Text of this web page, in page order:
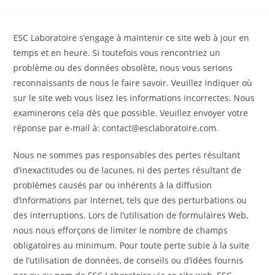
ESC Laboratoire s’engage à maintenir ce site web à jour en
temps et en heure. Si toutefois vous rencontriez un
problème ou des données obsolète, nous vous serions
reconnaissants de nous le faire savoir. Veuillez indiquer où
sur le site web vous lisez les informations incorrectes. Nous
examinerons cela dès que possible. Veuillez envoyer votre
réponse par e-mail à:contact@esclaboratoire.com.
Nous ne sommes pas responsables des pertes résultant
d’inexactitudes ou de lacunes, ni des pertes résultant de
problèmes causés par ou inhérents à la diffusion
d’informations par Internet, tels que des perturbations ou
des interruptions. Lors de l’utilisation de formulaires Web,
nous nous efforçons de limiter le nombre de champs
obligatoires au minimum. Pour toute perte subie à la suite
de l’utilisation de données, de conseils ou d’idées fournis